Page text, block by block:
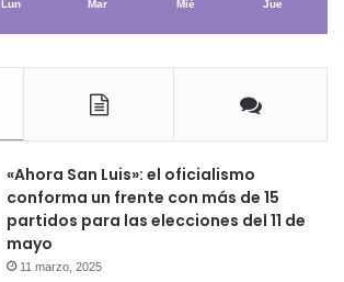
Lun Mar Mié Jue
«Ahora San Luis»: el oficialismo
conforma un frente con más de 15
partidos para las elecciones del 11 de
mayo
11 marzo, 2025